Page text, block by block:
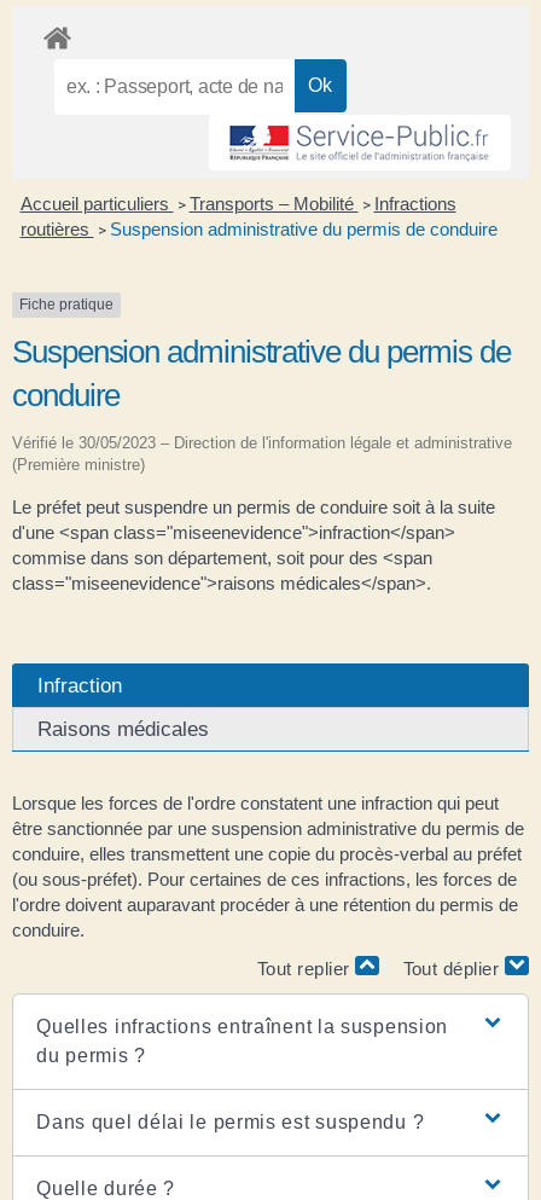
Accueil particuliers > Transports – Mobilité > Infractions
routières > Suspension administrative du permis de conduire
Fiche pratique
Suspension administrative du permis de
conduire
Vérifié le 30/05/2023 – Direction de l'information légale et administrative
(Première ministre)
Le préfet peut suspendre un permis de conduire soit à la suite
d'une <span class="miseenevidence">infraction</span>
commise dans son département, soit pour des <span
class="miseenevidence">raisons médicales</span>.
Infraction
Raisons médicales
Lorsque les forces de l'ordre constatent une infraction qui peut
être sanctionnée par une suspension administrative du permis de
conduire, elles transmettent une copie du procès-verbal au préfet
(ou sous-préfet). Pour certaines de ces infractions, les forces de
l'ordre doivent auparavant procéder à une rétention du permis de
conduire.
Tout replier
Tout déplier
Quelles infractions entraînent la suspension
du permis ?
Dans quel délai le permis est suspendu ?
Quelle durée ?